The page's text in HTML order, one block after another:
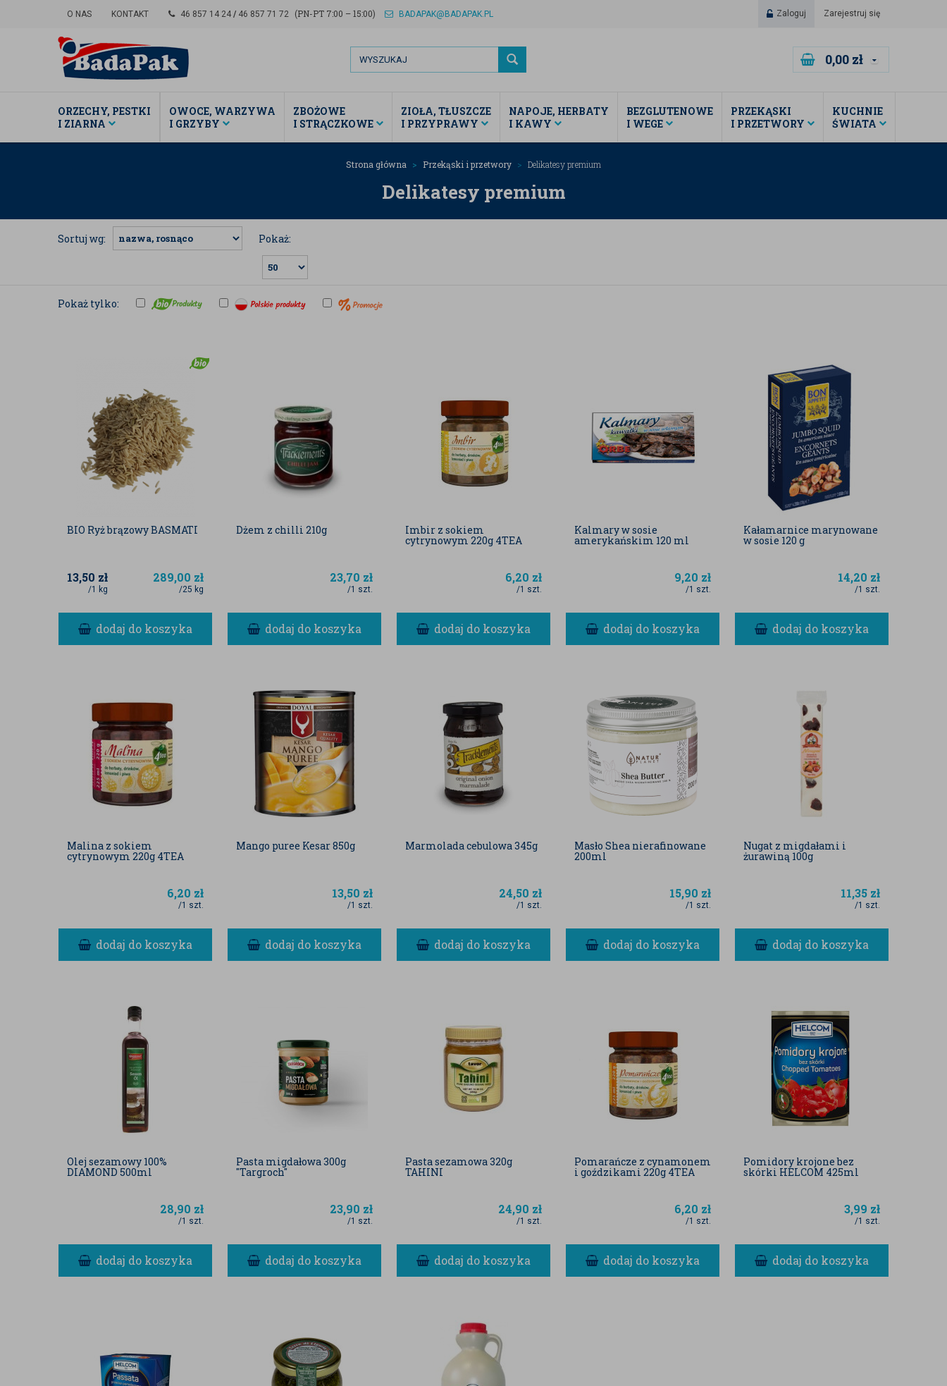
O NAS KONTAKT 46 857 14 24 / 46 857 71 72 (PN-PT 7:00 – 15:00) BADAPAK@BADAPAK.PL Zaloguj Zarejestruj się
0,00 zł
ORZECHY, PESTKI
I ZIARNA
OWOCE, WARZYWA
I GRZYBY
ZBOŻOWE
I STRĄCZKOWE
ZIOŁA, TŁUSZCZE
I PRZYPRAWY
NAPOJE, HERBATY
I KAWY
BEZGLUTENOWE
I WEGE
PRZEKĄSKI
I PRZETWORY
KUCHNIE
ŚWIATA
Strona główna Przekąski i przetwory Delikatesy premium
Delikatesy premium
Sortuj wg: Pokaż:
Pokaż tylko:
BIO Ryż brązowy BASMATI
13,50 zł
/1 kg
289,00 zł
/25 kg
dodaj do koszyka
Dżem z chilli 210g
23,70 zł
/1 szt.
dodaj do koszyka
Imbir z sokiem
cytrynowym 220g 4TEA
6,20 zł
/1 szt.
dodaj do koszyka
Kalmary w sosie
amerykańskim 120 ml
9,20 zł
/1 szt.
dodaj do koszyka
Kałamarnice marynowane
w sosie 120 g
14,20 zł
/1 szt.
dodaj do koszyka
Malina z sokiem
cytrynowym 220g 4TEA
6,20 zł
/1 szt.
dodaj do koszyka
Mango puree Kesar 850g
13,50 zł
/1 szt.
dodaj do koszyka
Marmolada cebulowa 345g
24,50 zł
/1 szt.
dodaj do koszyka
Masło Shea nierafinowane
200ml
15,90 zł
/1 szt.
dodaj do koszyka
Nugat z migdałami i
żurawiną 100g
11,35 zł
/1 szt.
dodaj do koszyka
Olej sezamowy 100%
DIAMOND 500ml
28,90 zł
/1 szt.
dodaj do koszyka
Pasta migdałowa 300g
"Targroch"
23,90 zł
/1 szt.
dodaj do koszyka
Pasta sezamowa 320g
TAHINI
24,90 zł
/1 szt.
dodaj do koszyka
Pomarańcze z cynamonem
i goździkami 220g 4TEA
6,20 zł
/1 szt.
dodaj do koszyka
Pomidory krojone bez
skórki HELCOM 425ml
3,99 zł
/1 szt.
dodaj do koszyka